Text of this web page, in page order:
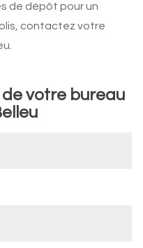
de dépôt pour un
contactez votre
votre bureau